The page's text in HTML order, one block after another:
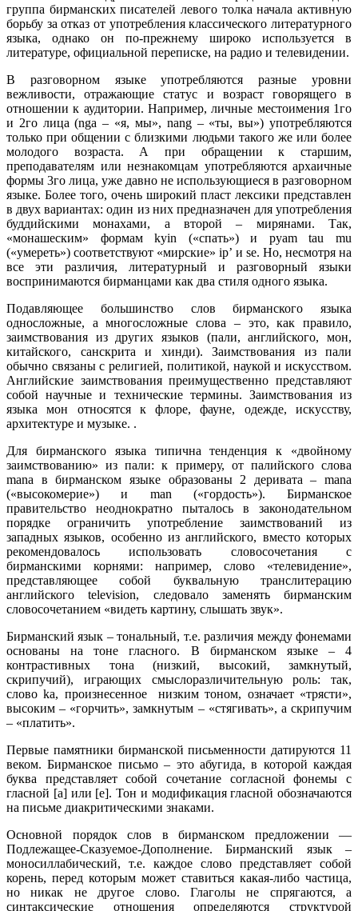
группа бирманских писателей левого толка начала активную
борьбу за отказ от употребления классического литературного
языка, однако он по-прежнему широко используется в
литературе, официальной переписке, на радио и телевидении.
В разговорном языке употребляются разные уровни
вежливости, отражающие статус и возраст говорящего в
отношении к аудитории. Например, личные местоимения 1го
и 2го лица (nga – «я, мы», nang – «ты, вы») употребляются
только при общении с близкими людьми такого же или более
молодого возраста. А при обращении к старшим,
преподавателям или незнакомцам употребляются архаичные
формы 3го лица, уже давно не использующиеся в разговорном
языке. Более того, очень широкий пласт лексики представлен
в двух вариантах: один из них предназначен для употребления
буддийскими монахами, а второй – мирянами. Так,
«монашеским» формам kyin («спать») и pyam tau mu
(«умереть») соответствуют «мирские» ip’ и se. Но, несмотря на
все эти различия, литературный и разговорный языки
воспринимаются бирманцами как два стиля одного языка.
Подавляющее большинство слов бирманского языка
односложные, а многосложные слова – это, как правило,
заимствования из других языков (пали, английского, мон,
китайского, санскрита и хинди). Заимствования из пали
обычно связаны с религией, политикой, наукой и искусством.
Английские заимствования преимущественно представляют
собой научные и технические термины. Заимствования из
языка мон относятся к флоре, фауне, одежде, искусству,
архитектуре и музыке. .
Для бирманского языка типична тенденция к «двойному
заимствованию» из пали: к примеру, от палийского слова
mana в бирманском языке образованы 2 деривата – mana
(«высокомерие») и man («гордость»). Бирманское
правительство неоднократно пыталось в законодательном
порядке ограничить употребление заимствований из
западных языков, особенно из английского, вместо которых
рекомендовалось использовать словосочетания с
бирманскими корнями: например, слово «телевидение»,
представляющее собой буквальную транслитерацию
английского television, следовало заменять бирманским
словосочетанием «видеть картину, слышать звук».
Бирманский язык – тональный, т.е. различия между фонемами
основаны на тоне гласного. В бирманском языке – 4
контрастивных тона (низкий, высокий, замкнутый,
скрипучий), играющих смыслоразличительную роль: так,
слово ka, произнесенное низким тоном, означает «трясти»,
высоким – «горчить», замкнутым – «стягивать», а скрипучим
– «платить».
Первые памятники бирманской письменности датируются 11
веком. Бирманское письмо – это абугида, в которой каждая
буква представляет собой сочетание согласной фонемы с
гласной [a] или [e]. Тон и модификация гласной обозначаются
на письме диакритическими знаками.
Основной порядок слов в бирманском предложении —
Подлежащее-Сказуемое-Дополнение. Бирманский язык –
моносиллабический, т.е. каждое слово представляет собой
корень, перед которым может ставиться какая-либо частица,
но никак не другое слово. Глаголы не спрягаются, а
синтаксические отношения определяются структурой